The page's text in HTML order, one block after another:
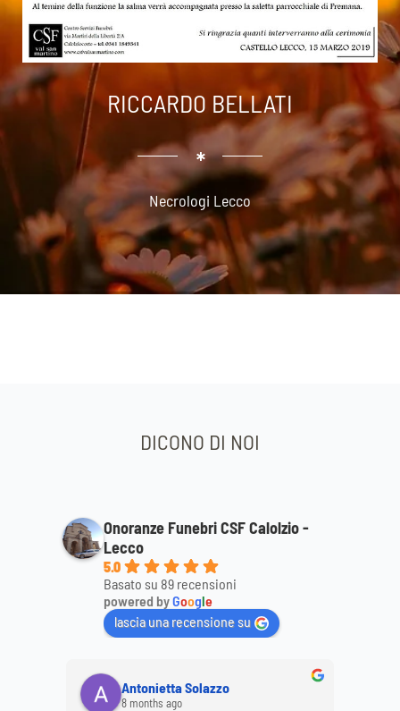
RICCARDO BELLATI
Necrologi Lecco
DICONO DI NOI
Onoranze Funebri CSF Calolzio -
Lecco
5.0
Basato su 89 recensioni
powered byGoogle
lascia una recensione su
Antonietta Solazzo
8 months ago